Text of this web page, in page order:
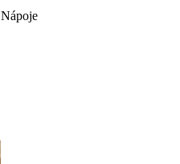
Nápoje